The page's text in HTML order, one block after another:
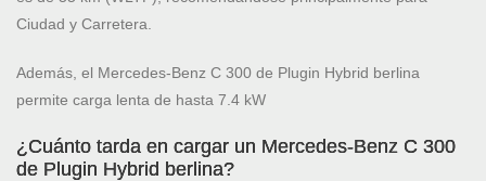
Ciudad y Carretera.
Además, el Mercedes-Benz C 300 de Plugin Hybrid berlina
permite carga lenta de hasta 7.4 kW
¿Cuánto tarda en cargar un Mercedes-Benz C 300
de Plugin Hybrid berlina?